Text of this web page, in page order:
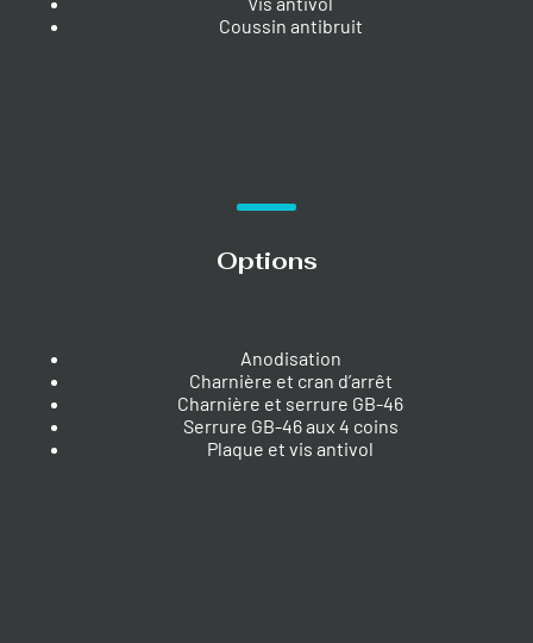
Coussin antibruit
Options
Anodisation
Charnière et cran d’arrêt
Charnière et serrure GB-46
Serrure GB-46 aux 4 coins
Plaque et vis antivol